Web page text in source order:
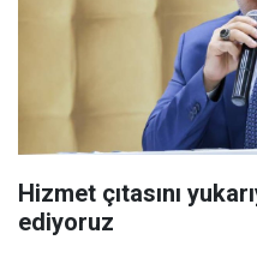
Hizmet çıtasını
ediyoruz